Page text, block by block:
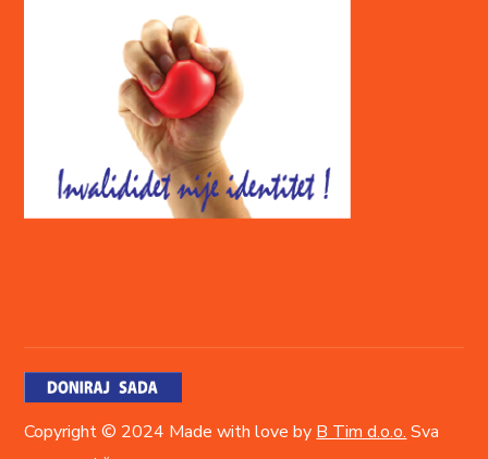
Copyright © 2024 Made with love byB Tim d.o.o.Sva